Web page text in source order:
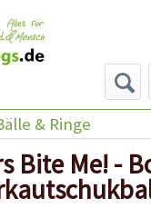
& Ringe
Bite Me! -